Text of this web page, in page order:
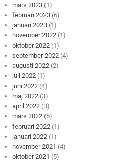
mars 2023 (1)
februari 2023 (6)
januari 2023 (1)
november 2022 (1)
oktober 2022 (1)
september 2022 (4)
augusti 2022 (2)
juli 2022 (1)
juni 2022 (4)
maj 2022 (3)
april 2022 (3)
mars 2022 (5)
februari 2022 (1)
januari 2022 (1)
november 2021 (4)
oktober 2021 (5)